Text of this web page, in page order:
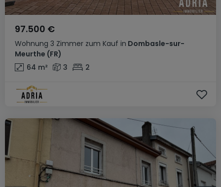
Wohnung 3 Zimmer zum Kauf in Dombasle-sur-
Meurthe (FR)
97.500 €
64 m² 3 2